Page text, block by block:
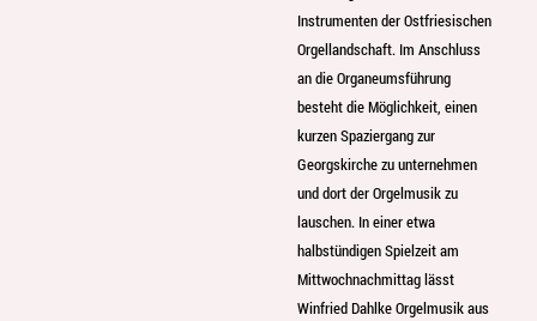
Instrumenten der Ostfriesischen
Orgellandschaft. Im Anschluss
an die Organeumsführung
besteht die Möglichkeit, einen
kurzen Spaziergang zur
Georgskirche zu unternehmen
und dort der Orgelmusik zu
lauschen. In einer etwa
halbstündigen Spielzeit am
Mittwochnachmittag lässt
Winfried Dahlke Orgelmusik aus